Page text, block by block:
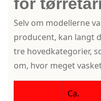
Selv om modellerne
producent, kan langt
tre hovedkategorier,
om, hvor meget
Ca.